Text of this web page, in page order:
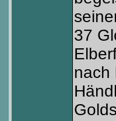
37
nach